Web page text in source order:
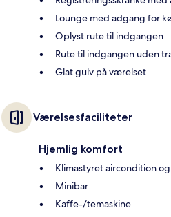
Lounge med adgang for
Oplyst rute til indgangen
Rute til indgangen uden
Glat gulv på værelset
Værelsesfaciliteter
Hjemlig komfort
Klimastyret aircondition
Minibar
Kaffe-/temaskine